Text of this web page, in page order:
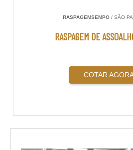
RASPAGEMSEMPO/ SÃO
RASPAGEM DE
COTAR